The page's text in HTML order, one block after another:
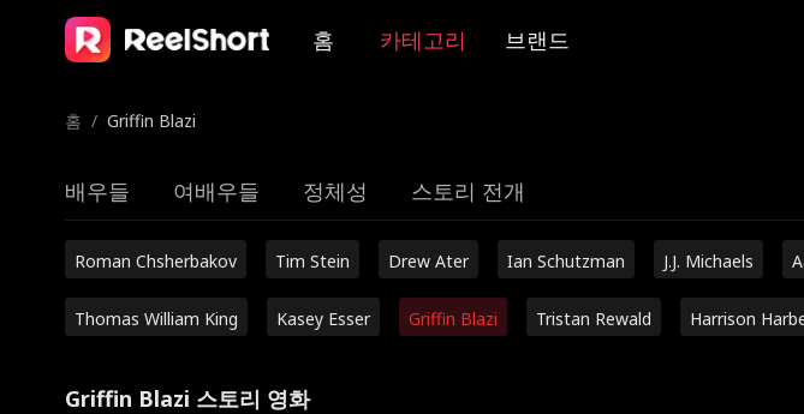
홈 카테고리 브랜드
홈 / Griffin Blazi
배우들 여배우들 정체성 스토리 전개
Roman Chsherbakov Tim Stein Drew Ater Ian Schutzman J.J. Michaels
Thomas William King Kasey Esser Griffin Blazi Tristan Rewald Harrison
Griffin Blazi 스토리 영화